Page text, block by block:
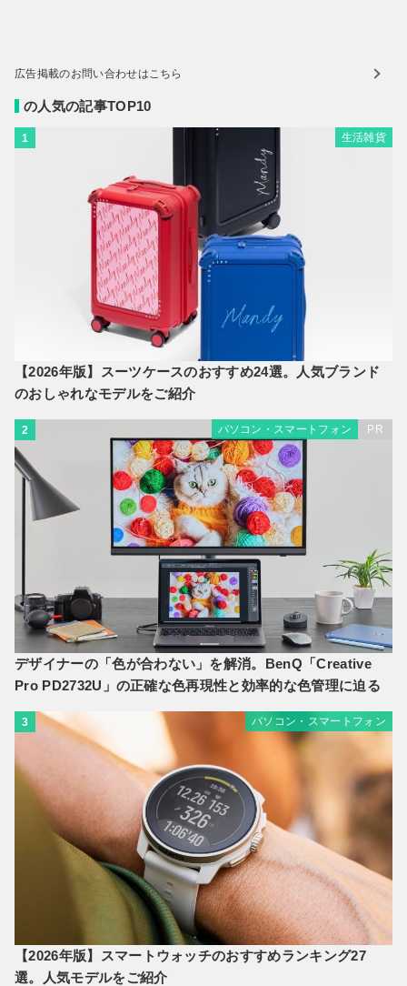
広告掲載のお問い合わせはこちら
の人気の記事TOP10
1 生活雑貨
【2026年版】スーツケースのおすすめ24選。人気ブランド
のおしゃれなモデルをご紹介
2 パソコン・スマートフォン PR
デザイナーの「色が合わない」を解消。BenQ「Creative
Pro PD2732U」の正確な色再現性と効率的な色管理に迫る
3 パソコン・スマートフォン
【2026年版】スマートウォッチのおすすめランキング27
選。人気モデルをご紹介